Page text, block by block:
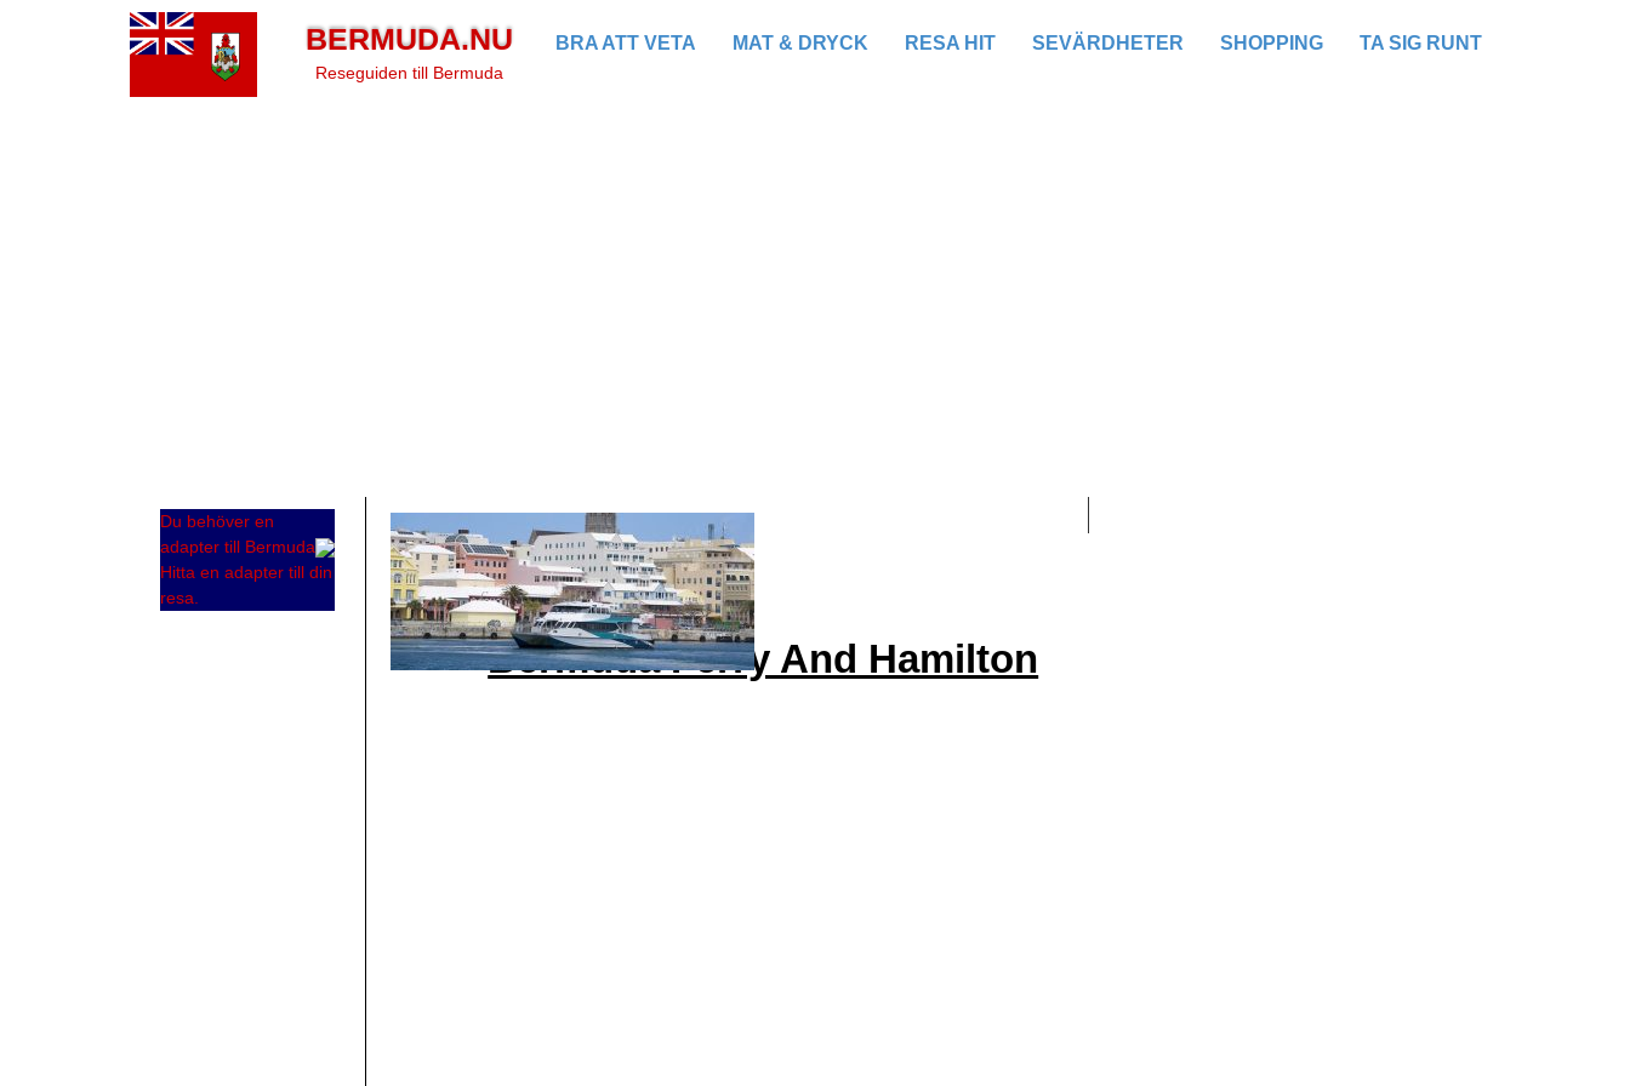
BERMUDA.NU
Reseguiden till Bermuda
BRA ATT VETA MAT & DRYCK RESA HIT SEVÄRDHETER SHOPPING TA SIG RUNT
Du behöver en
adapter till Bermuda
Hitta en adapter till din
resa.
Bermuda Ferry And Hamilton